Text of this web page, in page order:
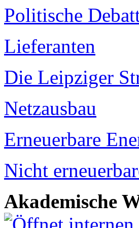
Politische
Lieferanten
Die Leipziger
Netzausbau
Erneuerbare
Nicht
Akademische